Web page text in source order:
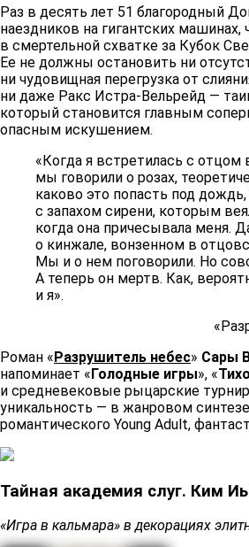
Раз в десять лет 51 благородный
наездников на гигантских
в смертельной схватке за Кубок
Ее не должны остановить ни
ни чудовищная перегрузка от
ни даже Ракс Истра-Вельрейд —
который становится главным
опасным искушением.
«Когда я встретилась с отцом
мы говорили о розах,
каково это попасть под
с запахом сирени, которым
когда она причесывала меня.
о кинжале, вонзенном в
Мы и о нем поговорили. Но
А теперь он мертв. Как,
и я».
Роман «Разрушитель небес» Сары
напоминает «Голодные игры», «
и средневековые рыцарские
уникальность — в жанровом
романтического Young Adult,
Тайная академия слуг. Ким
«Игра в кальмара» в декорациях